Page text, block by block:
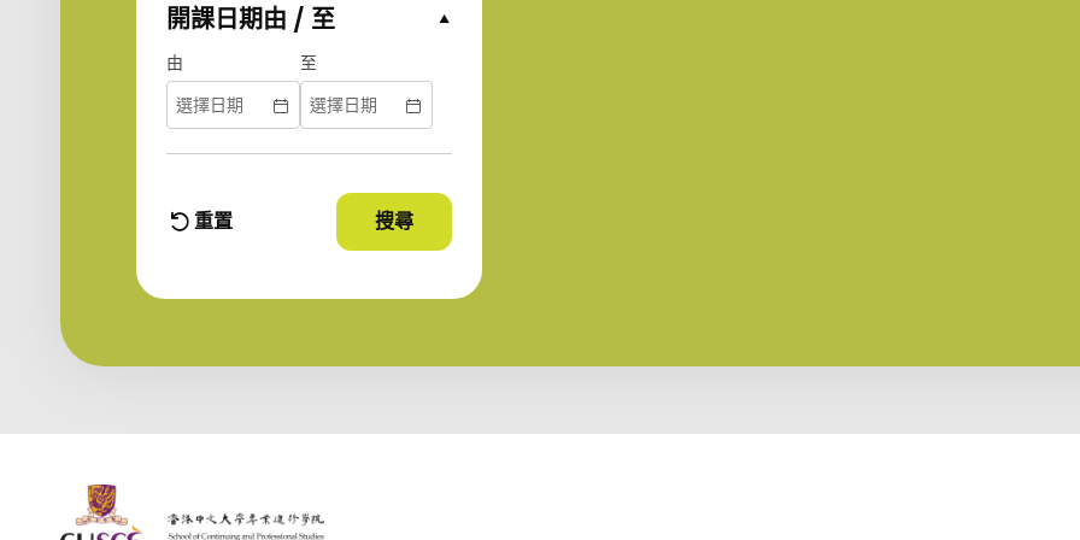
開課日期由 / 至
Collapse Options
由 至
篩選條件
重置 使用篩選條件
搜尋
The Chinese Univeristy of hong Kong